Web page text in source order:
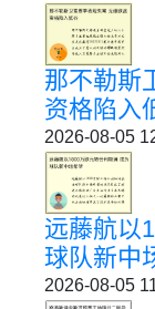
那不勒斯
资格陷入
2026-08-05
远藤航以
球队新中
2026-08-05